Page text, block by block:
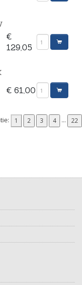
€
129,05
€ 61,00
...